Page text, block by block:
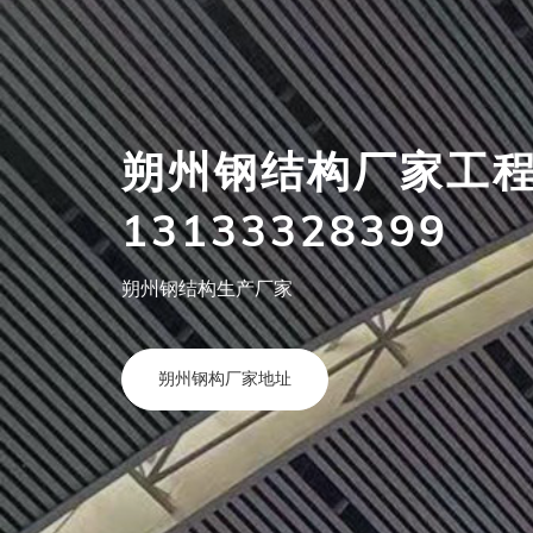
朔州钢结构厂家工
13133328399
朔州钢结构生产厂家
朔州钢构厂家地址